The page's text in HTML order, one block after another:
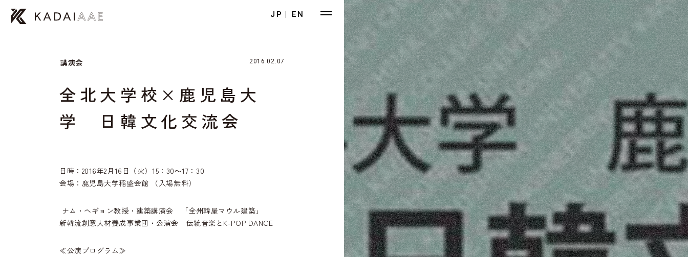
JP EN
講演会 2016.02.07
全北大学校×鹿児島大
学 日韓文化交流会
日時：2016年2月16日（火）15：30～17：30
会場：鹿児島大学稲盛会館 （入場無料）
ナム・ヘギョン教授・建築講演会 「全州韓屋マウル建築」
新韓流創意人材養成事業団・公演会 伝統音楽とK-POP DANCE
≪公演プログラム≫